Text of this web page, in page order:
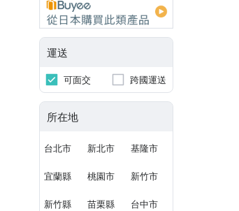
運送
可面交 跨國運送
所在地
台北市 新北市 基隆市
宜蘭縣 桃園市 新竹市
新竹縣 苗栗縣 台中市